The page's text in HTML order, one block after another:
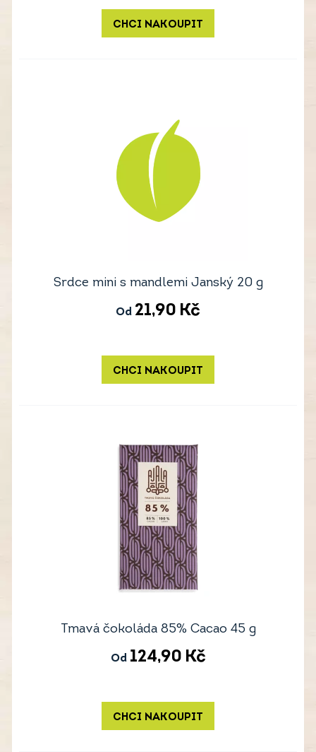
CHCI NAKOUPIT
Srdce mini s mandlemi Janský 20 g
Od 21,90 Kč
CHCI NAKOUPIT
Tmavá čokoláda 85% Cacao 45 g
Od 124,90 Kč
CHCI NAKOUPIT